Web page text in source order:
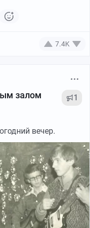
7.4K
залом 1
вечер.